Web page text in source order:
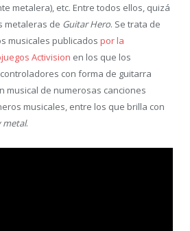
metalera), etc. Entre todos ellos, quizá
metaleras de Guitar Hero. Se trata de
musicales publicados por la
Activision en los que los
con forma de guitarra
musical de numerosas canciones
musicales, entre los que brilla con
metal.